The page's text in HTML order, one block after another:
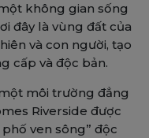
không gian sống
đây là vùng đất của
và con người, tạo
cấp và độc bản.
môi trường đẳng
Riverside được
ven sông” độc